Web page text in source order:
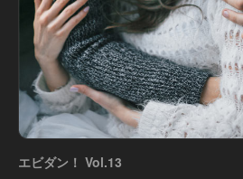
エビダン！ Vol.13